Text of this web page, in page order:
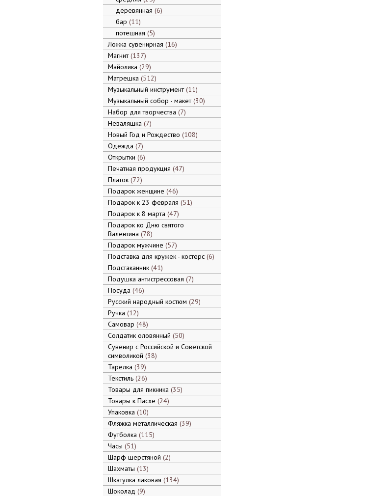
деревянная 6
бар 11
потешная 5
Ложка сувенирная 16
Магнит 137
Майолика 29
Матрешка 512
Музыкальный инструмент 11
Музыкальный собор - макет 30
Набор для творчества 7
Неваляшка 7
Новый Год и Рождество 108
Одежда 7
Открытки 6
Печатная продукция 47
Платок 72
Подарок женщине 46
Подарок к 23 февраля 51
Подарок к 8 марта 47
Подарок ко Дню святого
Валентина 78
Подарок мужчине 57
Подставка для кружек - костерс 6
Подстаканник 41
Подушка антистрессовая 7
Посуда 46
Русский народный костюм 29
Ручка 12
Самовар 48
Солдатик оловянный 50
Сувенир с Российской и Советской
символикой 38
Тарелка 39
Текстиль 26
Товары для пикника 35
Товары к Пасхе 24
Упаковка 10
Фляжка металлическая 39
Футболка 115
Часы 51
Шарф шерстяной 2
Шахматы 13
Шкатулка лаковая 134
Шоколад 9